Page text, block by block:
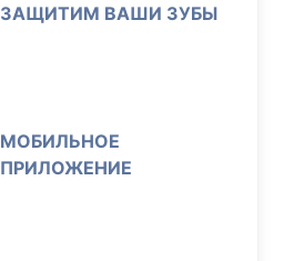
ЗАЩИТИМ ВАШИ ЗУБЫ
МОБИЛЬНОЕ
ПРИЛОЖЕНИЕ